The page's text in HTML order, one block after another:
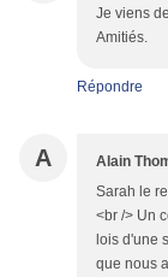
Je viens
Amitiés.
Répondre
A Alain
Sarah le
<br /> Un
lois d'une
que nous